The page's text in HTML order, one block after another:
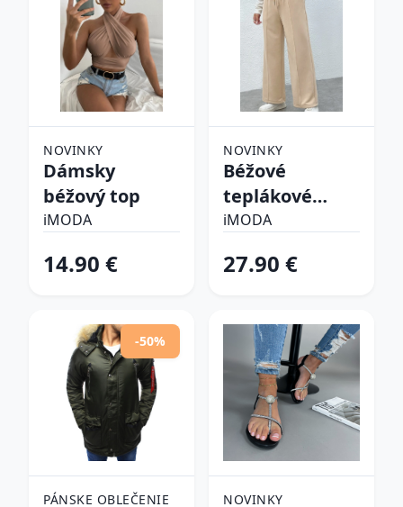
NOVINKY
Dámsky
béžový top
iMODA
14.90 €
NOVINKY
Béžové
teplákové
nohavice
iMODA
27.90 €
-50%
PÁNSKE OBLEČENIE NOVINKY